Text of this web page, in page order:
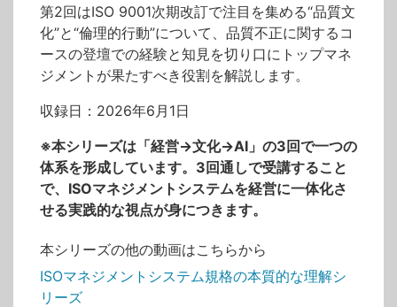
第2回はISO 9001次期改訂で注目を集める“品質文
化”と“倫理的行動”について、品質不正に関するコ
ースの登壇での経験と知見を切り口にトップマネ
ジメントが果たすべき役割を解説します。
収録日：2026年6月1日
※本シリーズは「経営→文化→AI」の3回で一つの
体系を形成しています。3回通しで受講すること
で、ISOマネジメントシステムを経営に一体化さ
せる実践的な視点が身につきます。
本シリーズの他の動画はこちらから
ISOマネジメントシステム規格の本質的な理解シ
リーズ